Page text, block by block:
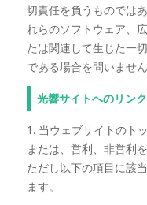
切責任を負うものでは
れらのソフトウェア、
たは関連して生じた一
である場合を問いませ
光響サイトへのリン
1. 当ウェブサイトのト
または、営利、非営利
ただし以下の項目に該
ます。